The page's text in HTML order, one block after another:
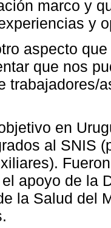
marco y
y
aspecto
que nos
trabajadores/
en
al SNIS
apoyo de la
la Salud del